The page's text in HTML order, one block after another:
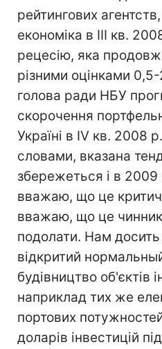
рейтингових
економіка в ІІІ кв.
рецесію, яка
різними оцінками
голова ради НБУ
скорочення
Україні в IV кв. 2008
словами, вказана
збережеться і в
вважаю, що це
вважаю, що це
подолати. Нам досить
відкритий
будівництво об'єктів
наприклад тих же
портових
доларів інвестицій